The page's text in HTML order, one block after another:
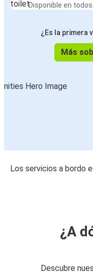
Disponible en
¿Es la primera
Más
Los servicios a bordo
¿A
Descubre